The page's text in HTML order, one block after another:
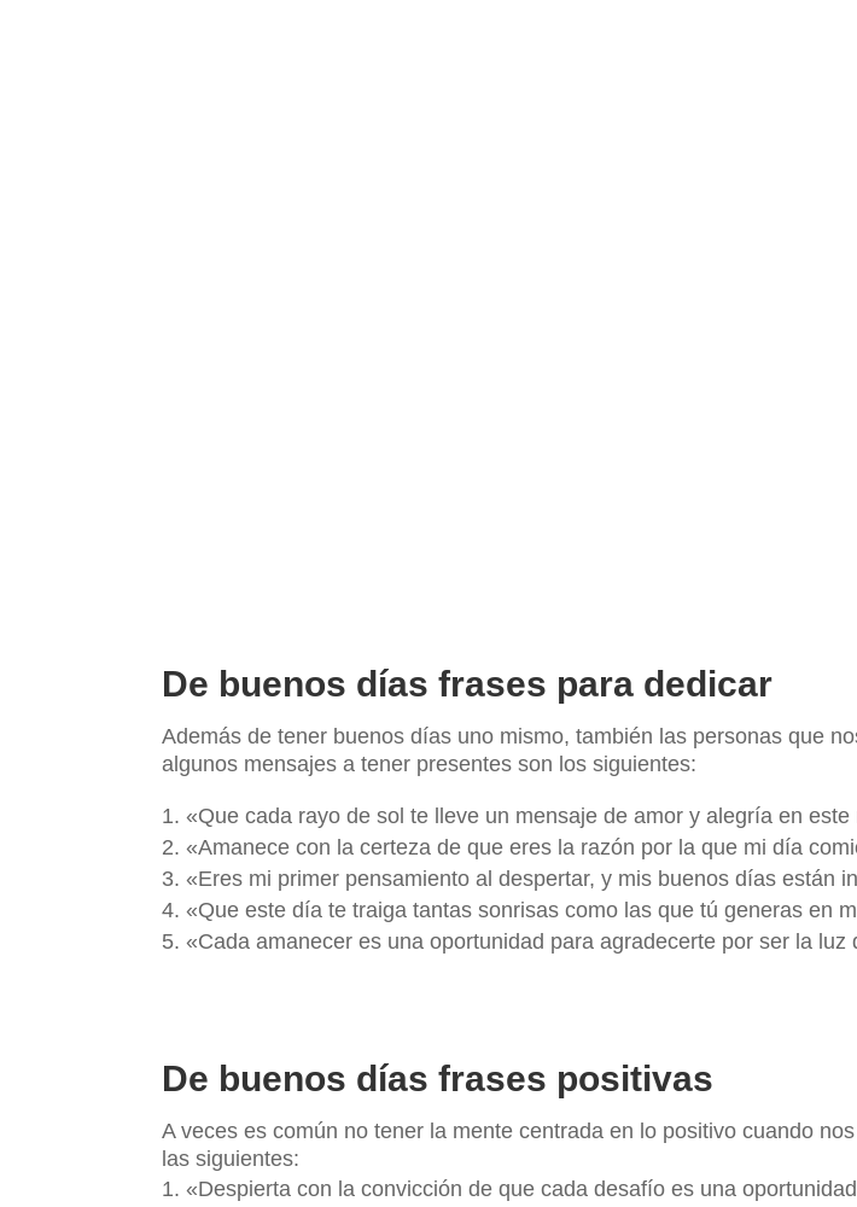
De buenos días frases para dedicar
Además de tener buenos días uno mismo, también las personas que
algunos mensajes a tener presentes son los siguientes:
«Que cada rayo de sol te lleve un mensaje de amor y alegría en
«Amanece con la certeza de que eres la razón por la que mi día
«Eres mi primer pensamiento al despertar, y mis buenos días están
«Que este día te traiga tantas sonrisas como las que tú generas en
«Cada amanecer es una oportunidad para agradecerte por ser la luz
De buenos días frases positivas
A veces es común no tener la mente centrada en lo positivo cuando
las siguientes:
«Despierta con la convicción de que cada desafío es una